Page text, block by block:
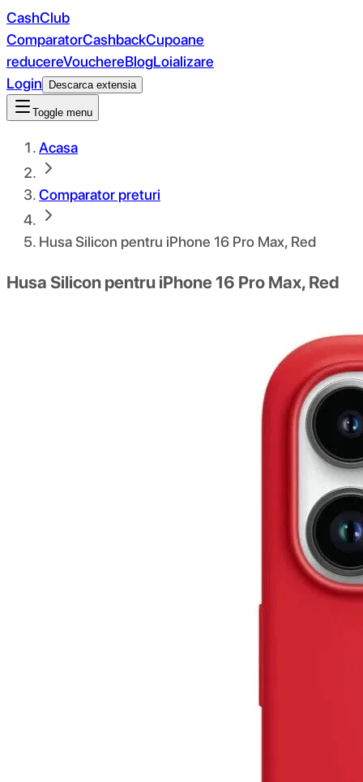
CashClub
ComparatorCashbackCupoane
reducereVouchereBlogLoializare
Login
Descarca extensia
Toggle menu
Acasa
Comparator preturi
Husa Silicon pentru iPhone 16 Pro Max, Red
Husa Silicon pentru iPhone 16 Pro Max, Red